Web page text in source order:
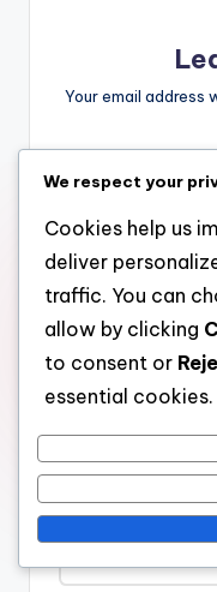
Your email address
Name*
Email*
We respect your
Cookies help us
deliver
traffic. You can
allow by clicking
to consent or
essential cookies.